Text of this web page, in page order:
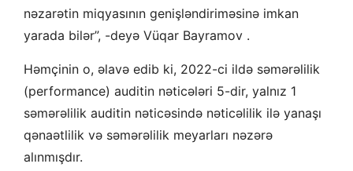
nəzarətin miqyasının genişləndiriməsinə imkan
yarada bilər”, -deyə Vüqar Bayramov .
Həmçinin o, əlavə edib ki, 2022-ci ildə səmərəlilik
(performance) auditin nəticələri 5-dir, yalnız 1
səmərəlilik auditin nəticəsində nəticəlilik ilə yanaşı
qənaətlilik və səmərəlilik meyarları nəzərə
alınmışdır.